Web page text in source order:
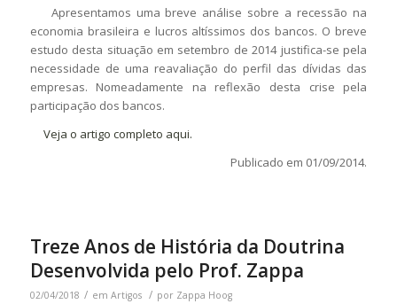
Apresentamos uma breve análise sobre a recessão na
economia brasileira e lucros altíssimos dos bancos. O breve
estudo desta situação em setembro de 2014 justifica-se pela
necessidade de uma reavaliação do perfil das dívidas das
empresas. Nomeadamente na reflexão desta crise pela
participação dos bancos.
Veja o artigo completo aqui.
Publicado em 01/09/2014.
Treze Anos de História da Doutrina
Desenvolvida pelo Prof. Zappa
02/04/2018 / em Artigos / por Zappa Hoog